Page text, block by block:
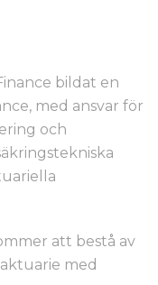
bildat en
med ansvar för
och
att bestå av
med